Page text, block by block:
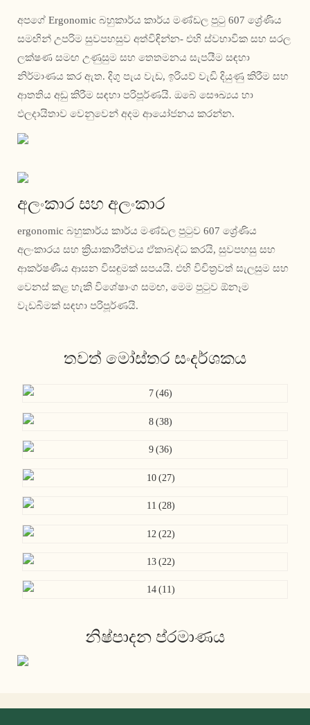
අපගේ Ergonomic බහුකාර්ය කාර්ය මණ්ඩල පුටු 607 ශ්‍රේණිය
සමඟින් උපරිම සුවපහසුව අත්විඳින්න- එහි ස්වභාවික සහ සරල
ලක්ෂණ සමඟ උණුසුම සහ තෙතමනය සැපයීම සඳහා
නිර්මාණය කර ඇත. දිගු පැය වැඩ, ඉරියව් වැඩි දියුණු කිරීම සහ
ආතතිය අඩු කිරීම සඳහා පරිපූර්ණයි. ඔබේ සෞඛ්‍යය හා
ඵලදායිතාව වෙනුවෙන් අදම ආයෝජනය කරන්න.
අලංකාර සහ අලංකාර
ergonomic බහුකාර්ය කාර්ය මණ්ඩල පුටුව 607 ශ්‍රේණිය
අලංකාරය සහ ක්‍රියාකාරීත්වය ඒකාබද්ධ කරයි, සුවපහසු සහ
ආකර්ෂණීය ආසන විසඳුමක් සපයයි. එහි විචිත්‍රවත් සැලසුම සහ
වෙනස් කළ හැකි විශේෂාංග සමඟ, මෙම පුටුව ඕනෑම
වැඩබිමක් සඳහා පරිපූර්ණයි.
තවත් මෝස්තර සංදර්ශකය
නිෂ්පාදන ප්රමාණය